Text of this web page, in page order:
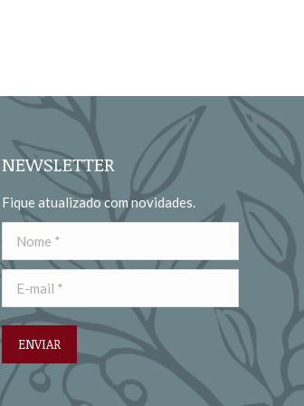
NEWSLETTER
Fique atualizado com novidades.
Nome *
E-mail *
ENVIAR